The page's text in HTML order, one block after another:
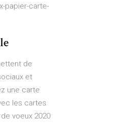
papier-carte-
de
et
une carte
les cartes
voeux 2020